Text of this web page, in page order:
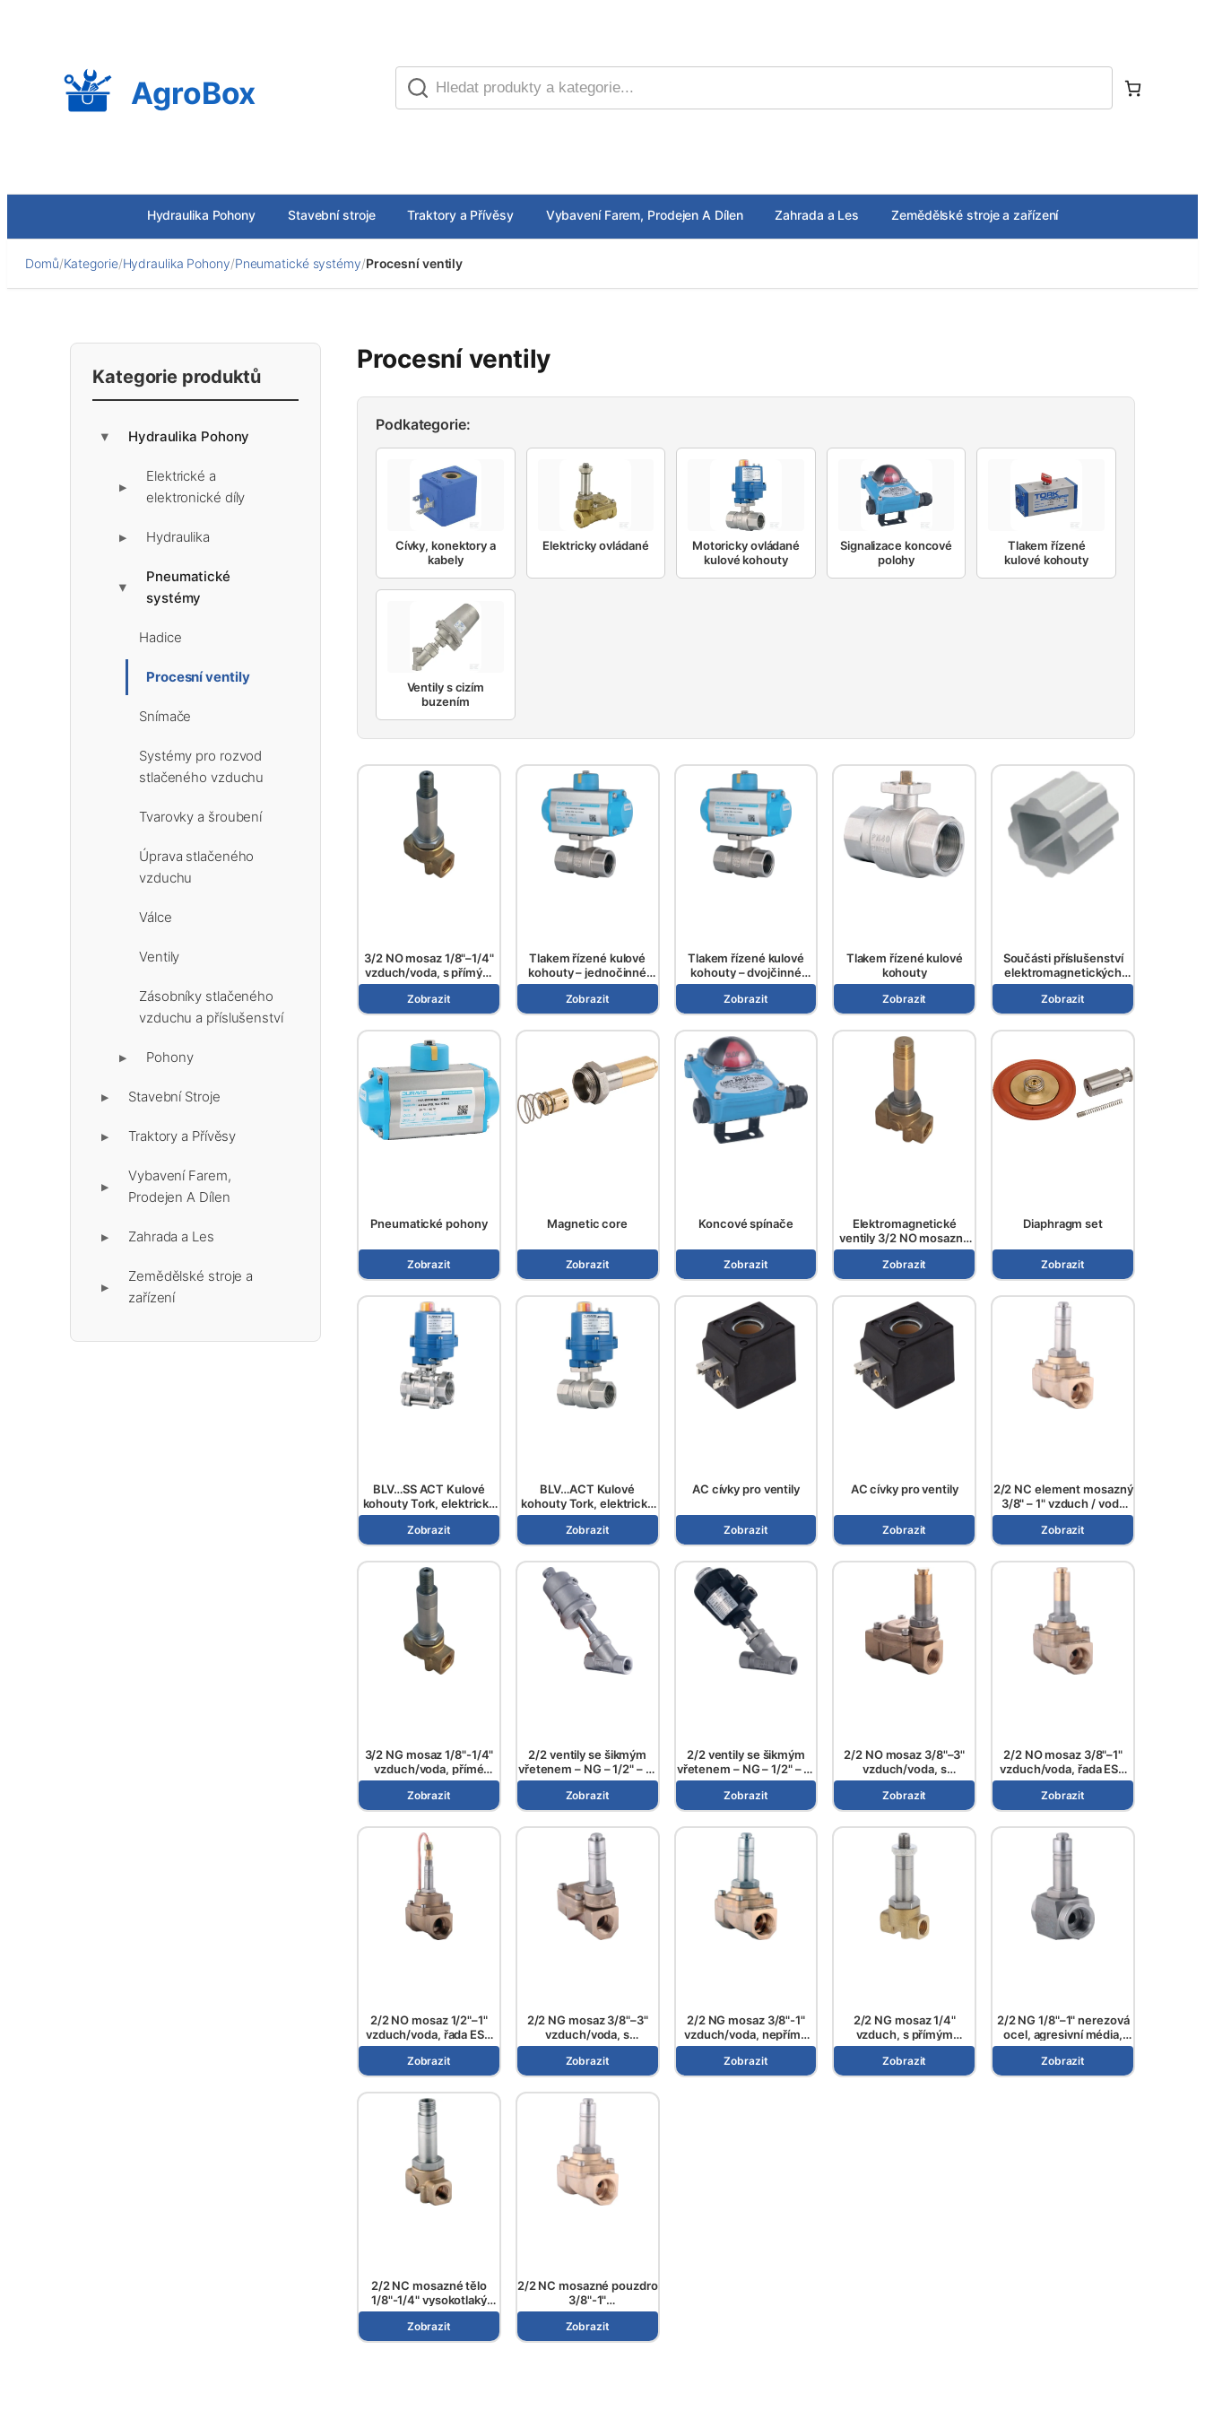
AgroBox
Hydraulika Pohony Stavební stroje Traktory a Přívěsy Vybavení Farem, Prodejen A Dílen Zahrada a Les Zemědělské stroje a zařízení
Domů/Kategorie/Hydraulika Pohony/Pneumatické systémy/Procesní ventily
Kategorie produktů
▶ Hydraulika Pohony
▶
Elektrické a
elektronické díly
▶ Hydraulika
▶
Pneumatické
systémy
Hadice
Procesní ventily
Snímače
Systémy pro rozvod
stlačeného vzduchu
Tvarovky a šroubení
Úprava stlačeného
vzduchu
Válce
Ventily
Zásobníky stlačeného
vzduchu a příslušenství
▶ Pohony
▶ Stavební Stroje
▶ Traktory a Přívěsy
▶
Vybavení Farem,
Prodejen A Dílen
▶ Zahrada a Les
▶
Zemědělské stroje a
zařízení
Procesní ventily
Podkategorie:
Cívky, konektory a
kabely
Elektricky ovládané
Motoricky ovládané
kulové kohouty
Signalizace koncové
polohy
Tlakem řízené
kulové kohouty
Ventily s cizím
buzením
3/2 NO mosaz 1/8"–1/4"
vzduch/voda, s přímým
ovládáním, řada ESV 108..
Zobrazit
Tlakem řízené kulové
kohouty – jednočinné
válce
Zobrazit
Tlakem řízené kulové
kohouty – dvojčinné
válce
Zobrazit
Tlakem řízené kulové
kohouty
Zobrazit
Součásti příslušenství
elektromagnetických
ventilů
Zobrazit
Pneumatické pohony
Zobrazit
Magnetic core
Zobrazit
Koncové spínače
Zobrazit
Elektromagnetické
ventily 3/2 NO mosazné
těleso 1/8"-1/4"
vzduch/voda, s přímým
ovládáním, řada ESV 107..
Zobrazit
Diaphragm set
Zobrazit
BLV…SS ACT Kulové
kohouty Tork, elektricky
ovládané
Zobrazit
BLV…ACT Kulové
kohouty Tork, elektricky
ovládané
Zobrazit
AC cívky pro ventily
Zobrazit
AC cívky pro ventily
Zobrazit
2/2 NC element mosazný
3/8" – 1" vzduch / voda
série ESV 110
Zobrazit
3/2 NG mosaz 1/8"-1/4"
vzduch/voda, přímé
ovládání, řada ESV 506..
Zobrazit
2/2 ventily se šikmým
vřetenem – NG – 1/2" – 2"
– řada PPV10S..K –
Nerezová ocel
Zobrazit
2/2 ventily se šikmým
vřetenem – NG – 1/2" – 2"
– řada PPV10P..K
Zobrazit
2/2 NO mosaz 3/8"–3"
vzduch/voda, s
nepřímým ovládáním,
řada ESV 101..
Zobrazit
2/2 NO mosaz 3/8"–1"
vzduch/voda, řada ESV
111..
Zobrazit
2/2 NO mosaz 1/2"–1"
vzduch/voda, řada ESV
104..
Zobrazit
2/2 NG mosaz 3/8"–3"
vzduch/voda, s
nepřímým ovládáním,
řada ESV 100..
Zobrazit
2/2 NG mosaz 3/8"-1"
vzduch/voda, nepřímé
ovládání, řada ESV 103..
Zobrazit
2/2 NG mosaz 1/4"
vzduch, s přímým
ovládáním, řada ESV 106..
Zobrazit
2/2 NG 1/8"–1" nerezová
ocel, agresivní média,
přímo ovládané, řada ESV
600..
Zobrazit
2/2 NC mosazné tělo
1/8"-1/4" vysokotlaký
přímo řízený kompresor,
řada ESV 503
Zobrazit
2/2 NC mosazné pouzdro
3/8"-1"
vakuum/vzduch/voda,
nepřímé ovládání, řada
ESV 300..
Zobrazit